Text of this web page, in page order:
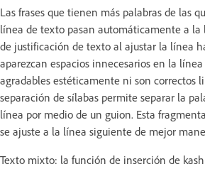
Las frases que tienen más palabras de las
línea de texto pasan automáticamente a la
de justificación de texto al ajustar la línea
aparezcan espacios innecesarios en la
agradables estéticamente ni son correctos
separación de sílabas permite separar la
línea por medio de un guion. Esta
se ajuste a la línea siguiente de mejor
Texto mixto: la función de inserción de